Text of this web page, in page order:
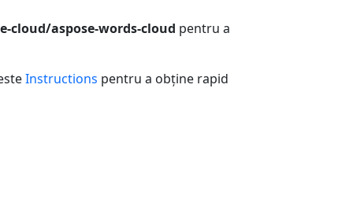
cloud/aspose-words-cloud pentru a
Instructions pentru a obține rapid